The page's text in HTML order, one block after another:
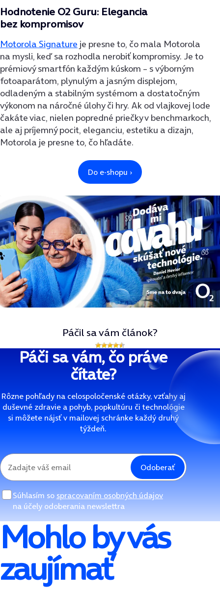
Hodnotenie O2 Guru: Elegancia
bez kompromisov
Motorola Signature je presne to, čo mala Motorola
na mysli, keď sa rozhodla nerobiť kompromisy. Je to
prémiový smartfón každým kúskom – s výborným
fotoaparátom, plynulým a jasným displejom,
odladeným a stabilným systémom a dostatočným
výkonom na náročné úlohy či hry. Ak od vlajkovej lode
čakáte viac, nielen popredné priečky v benchmarkoch,
ale aj príjemný pocit, eleganciu, estetiku a dizajn,
Motorola je presne to, čo hľadáte.
Páčil sa vám článok?
Páči sa vám, čo práve
čítate?
Rôzne pohľady na celospoločenské otázky, vzťahy aj
duševné zdravie a pohyb, popkultúru či technológie
si môžete nájsť v mailovej schránke každý druhý
týždeň.
Odoberať
Súhlasím so spracovaním osobných údajov
na účely odoberania newslettra
Mohlo by vás
zaujímať